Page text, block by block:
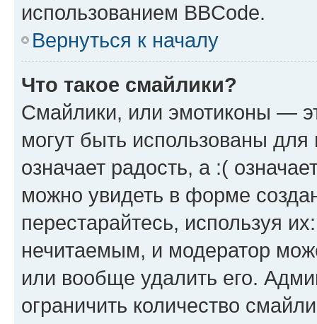
использованием BBCode.
Вернуться к началу
Что такое смайлики?
Смайлики, или эмотиконы —
могут быть использованы
означает радость, а :(
можно увидеть в форме
перестарайтесь, используя
нечитаемым, и модератор
или вообще удалить его.
ограничить количество